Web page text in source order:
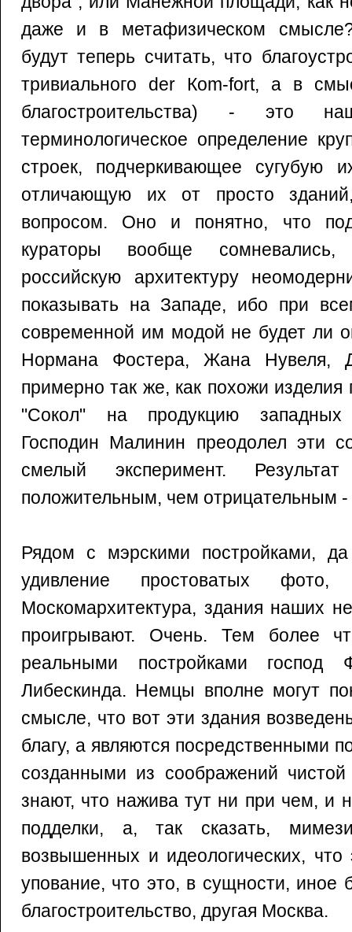
даже и в метафизическом
будут теперь считать, что
тривиального der Коm-fort, а в
благостроительства) - это
терминологическое определение
строек, подчеркивающее сугубую
отличающую их от просто
вопросом. Оно и понятно, что
кураторы вообще
российскую архитектуру
показывать на Западе, ибо при
современной им модой не будет ли
Нормана Фостера, Жана Нувеля,
примерно так же, как похожи
"Сокол" на продукцию
Господин Малинин преодолел эти
смелый эксперимент.
положительным, чем отрицательным -
Рядом с мэрскими постройками,
удивление простоватых фото,
Москомархитектура, здания наших
проигрывают. Очень. Тем более
реальными постройками господ
Либескинда. Немцы вполне могут
смысле, что вот эти здания
благу, а являются посредственными
созданными из соображений
знают, что нажива тут ни при чем, и
подделки, а, так сказать,
возвышенных и идеологических,
упование, что это, в сущности, иное
благостроительство, другая Москва.